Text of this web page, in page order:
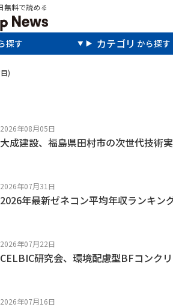
カテゴリ
)
2026年08月05日
大成建設、福島県田村市の次世代技術
2026年07月31日
2026年最新ゼネコン平均年収ランキ
2026年07月22日
CELBIC研究会、環境配慮型BFコンク
2026年07月16日